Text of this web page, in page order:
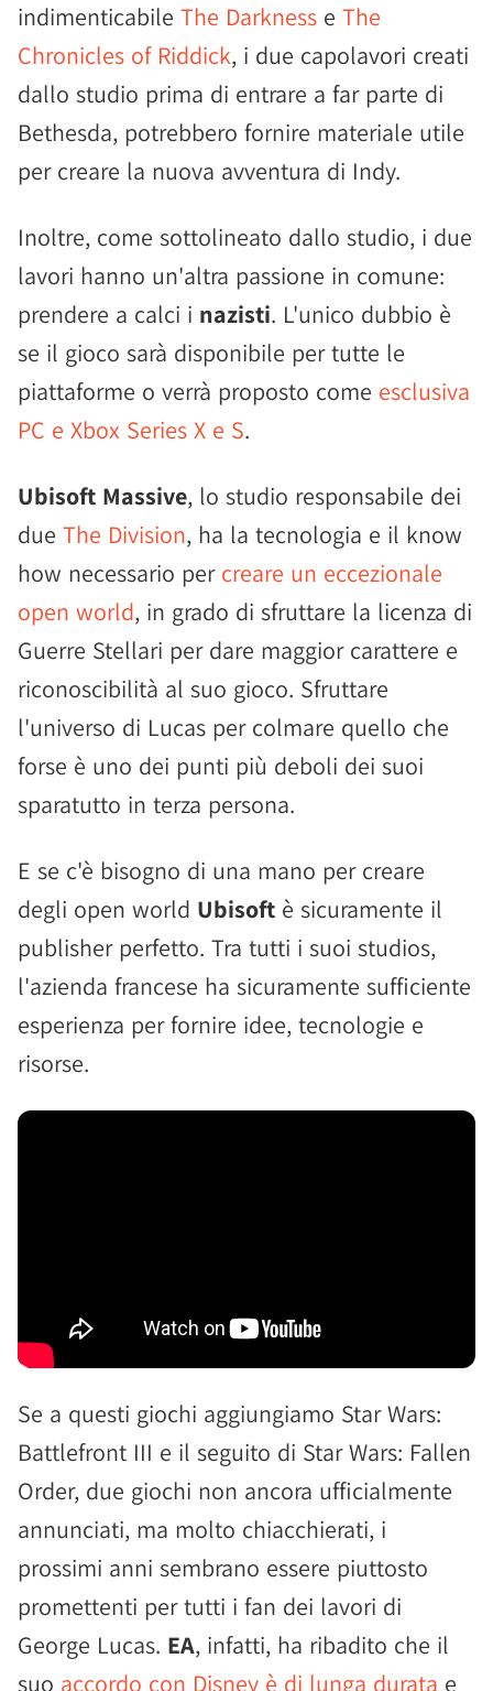
indimenticabile The Darkness e The
Chronicles of Riddick, i due capolavori creati
dallo studio prima di entrare a far parte di
Bethesda, potrebbero fornire materiale utile
per creare la nuova avventura di Indy.
Inoltre, come sottolineato dallo studio, i due
lavori hanno un'altra passione in comune:
prendere a calci i nazisti. L'unico dubbio è
se il gioco sarà disponibile per tutte le
piattaforme o verrà proposto come esclusiva
PC e Xbox Series X e S.
Ubisoft Massive, lo studio responsabile dei
due The Division, ha la tecnologia e il know
how necessario per creare un eccezionale
open world, in grado di sfruttare la licenza di
Guerre Stellari per dare maggior carattere e
riconoscibilità al suo gioco. Sfruttare
l'universo di Lucas per colmare quello che
forse è uno dei punti più deboli dei suoi
sparatutto in terza persona.
E se c'è bisogno di una mano per creare
degli open world Ubisoft è sicuramente il
publisher perfetto. Tra tutti i suoi studios,
l'azienda francese ha sicuramente sufficiente
esperienza per fornire idee, tecnologie e
risorse.
Se a questi giochi aggiungiamo Star Wars:
Battlefront III e il seguito di Star Wars: Fallen
Order, due giochi non ancora ufficialmente
annunciati, ma molto chiacchierati, i
prossimi anni sembrano essere piuttosto
promettenti per tutti i fan dei lavori di
George Lucas. EA, infatti, ha ribadito che il
suo accordo con Disney è di lunga durata e